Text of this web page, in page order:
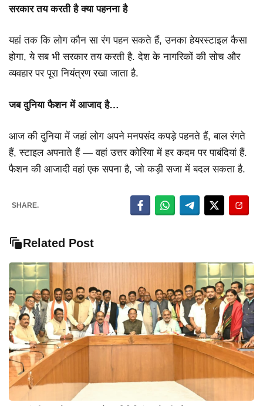
सरकार तय करती है क्या पहनना है
यहां तक कि लोग कौन सा रंग पहन सकते हैं, उनका हेयरस्टाइल कैसा
होगा, ये सब भी सरकार तय करती है. देश के नागरिकों की सोच और
व्यवहार पर पूरा नियंत्रण रखा जाता है.
जब दुनिया फैशन में आजाद है…
आज की दुनिया में जहां लोग अपने मनपसंद कपड़े पहनते हैं, बाल रंगते
हैं, स्टाइल अपनाते हैं — वहां उत्तर कोरिया में हर कदम पर पाबंदियां हैं.
फैशन की आजादी वहां एक सपना है, जो कड़ी सजा में बदल सकता है.
SHARE.
Related Post